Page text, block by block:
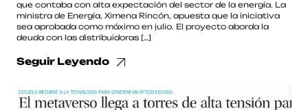
que contaba con alta expectación del sector de la energía. La
ministra de Energía, Ximena Rincón, apuesta que la iniciativa
sea aprobada como máximo en julio. El proyecto aborda la
deuda con las distribuidoras […]
Seguir Leyendo